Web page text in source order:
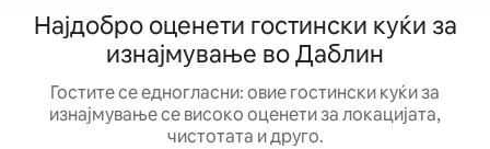
Најдобро оценети гостински куќи за
изнајмување во Даблин
Гостите се едногласни: овие гостински куќи за
изнајмување се високо оценети за локацијата,
чистотата и друго.